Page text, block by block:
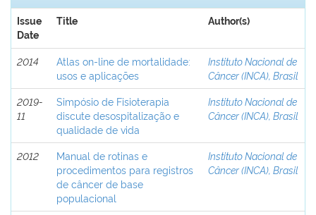
Issue
Date
Title Author(s)
2014
Atlas on-line de mortalidade:
usos e aplicações
Instituto Nacional de
Câncer (INCA), Brasil
2019-
11
Simpósio de Fisioterapia
discute desospitalização e
qualidade de vida
Instituto Nacional de
Câncer (INCA), Brasil
2012
Manual de rotinas e
procedimentos para registros
de câncer de base
populacional
Instituto Nacional de
Câncer (INCA), Brasil